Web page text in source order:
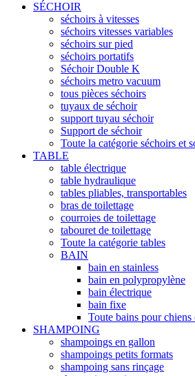
SÉCHOIR
séchoirs à vitesses
séchoirs vitesses variables
séchoirs sur pied
séchoirs portatifs
Séchoir Double K
séchoirs metro vacuum
tous pièces séchoirs
tuyaux de séchoir
support tuyau séchoir
Support de séchoir
Toute la catégorie séchoirs et
TABLE
table électrique
table hydraulique
tables pliables, transportables
bras de toilettage
courroies de toilettage
tabouret de toilettage
Toute la catégorie tables
BAIN
bain en stainless
bain en polypropylène
bain électrique
bain fixe
Toute bains pour chiens
SHAMPOING
shampoings en gallon
shampoings petits formats
shampoing sans rinçage